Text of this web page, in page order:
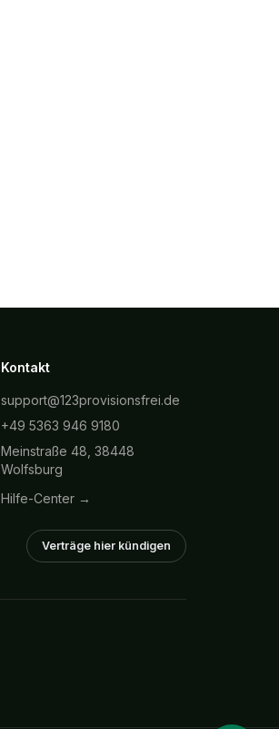
Kontakt
support@123provisionsfrei.de
+49 5363 946 9180
Meinstraße 48, 38448
Wolfsburg
Hilfe-Center →
Verträge hier kündigen